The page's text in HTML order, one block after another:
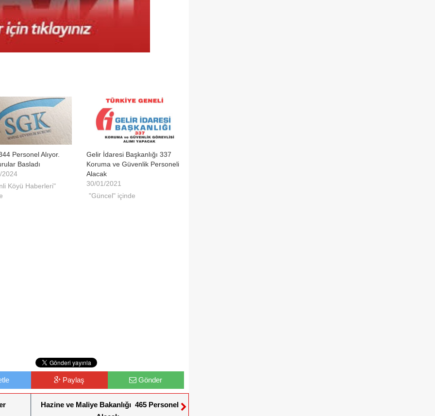
Personel Alıyor.
Basladı
2024
Köyü Haberleri"
Gelir İdaresi Başkanlığı 337
Koruma ve Güvenlik Personeli
Alacak
30/01/2021
"Güncel" içinde
Paylaş Gönder
Hazine ve Maliye Bakanlığı 465 Personel